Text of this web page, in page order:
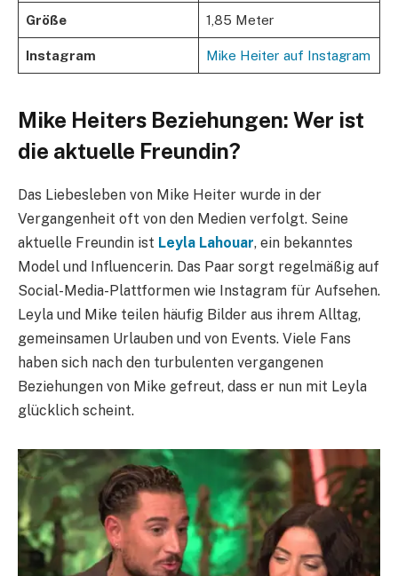
Größe 1,85 Meter
Instagram Mike Heiter auf Instagram
Mike Heiters Beziehungen: Wer ist
die aktuelle Freundin?
Das Liebesleben von Mike Heiter wurde in der
Vergangenheit oft von den Medien verfolgt. Seine
aktuelle Freundin ist Leyla Lahouar, ein bekanntes
Model und Influencerin. Das Paar sorgt regelmäßig auf
Social-Media-Plattformen wie Instagram für Aufsehen.
Leyla und Mike teilen häufig Bilder aus ihrem Alltag,
gemeinsamen Urlauben und von Events. Viele Fans
haben sich nach den turbulenten vergangenen
Beziehungen von Mike gefreut, dass er nun mit Leyla
glücklich scheint.